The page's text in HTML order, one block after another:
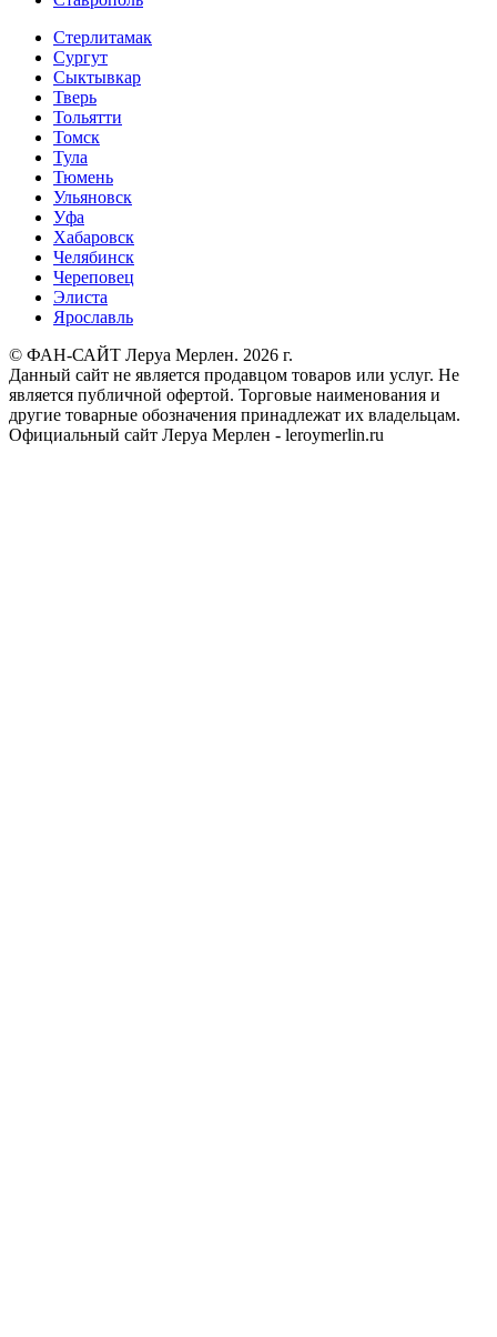
Стерлитамак
Сургут
Сыктывкар
Тверь
Тольятти
Томск
Тула
Тюмень
Ульяновск
Уфа
Хабаровск
Челябинск
Череповец
Элиста
Ярославль
© ФАН-САЙТ Леруа Мерлен. 2026 г.
Данный сайт не является продавцом товаров или услуг. Не
является публичной офертой. Торговые наименования и
другие товарные обозначения принадлежат их владельцам.
Официальный сайт Леруа Мерлен - leroymerlin.ru